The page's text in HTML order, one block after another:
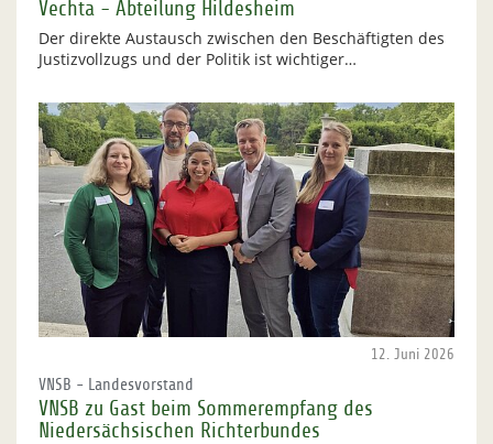
Vechta - Abteilung Hildesheim
Der direkte Austausch zwischen den Beschäftigten des
Justizvollzugs und der Politik ist wichtiger…
12. Juni 2026
VNSB - Landesvorstand
VNSB zu Gast beim Sommerempfang des
Niedersächsischen Richterbundes